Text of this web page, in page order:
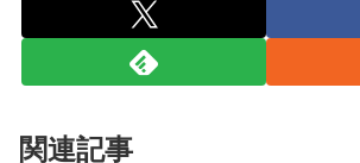
関連記事